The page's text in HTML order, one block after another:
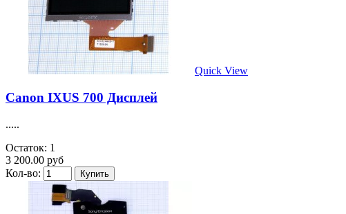
Quick View
Canon IXUS 700 Дисплей
.....
Остаток: 1
3 200.00 руб
Кол-во: